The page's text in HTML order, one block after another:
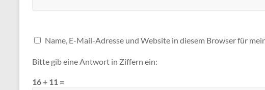
Name, E-Mail-Adresse und Website in diesem Browser für
Bitte gib eine Antwort in Ziffern ein:
16 + 11 =